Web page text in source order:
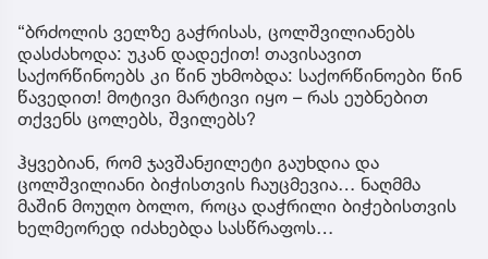
“ბრძოლის ველზე გაჭრისას, ცოლშვილიანებს
დასძახოდა: უკან დადექით! თავისავით
საქორწინოებს კი წინ უხმობდა: საქორწინოები წინ
წავედით! მოტივი მარტივი იყო – რას ეუბნებით
თქვენს ცოლებს, შვილებს?
ჰყვებიან, რომ ჯავშანჟილეტი გაუხდია და
ცოლშვილიანი ბიჭისთვის ჩაუცმევია… ნაღმმა
მაშინ მოუღო ბოლო, როცა დაჭრილი ბიჭებისთვის
ხელმეორედ იძახებდა სასწრაფოს…